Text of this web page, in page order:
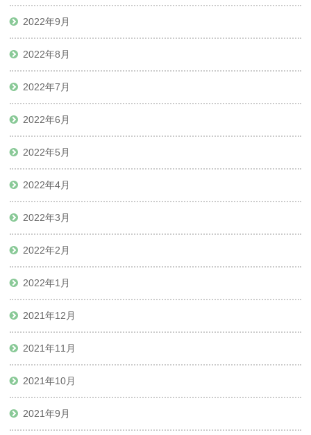
2022年9月
2022年8月
2022年7月
2022年6月
2022年5月
2022年4月
2022年3月
2022年2月
2022年1月
2021年12月
2021年11月
2021年10月
2021年9月